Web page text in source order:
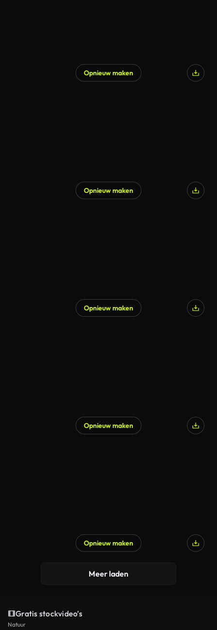
Opnieuw maken
Opnieuw maken
Opnieuw maken
Opnieuw maken
Opnieuw maken
Meer laden
Gratis stockvideo’s
Natuur